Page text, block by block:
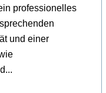
professionelles
und einer